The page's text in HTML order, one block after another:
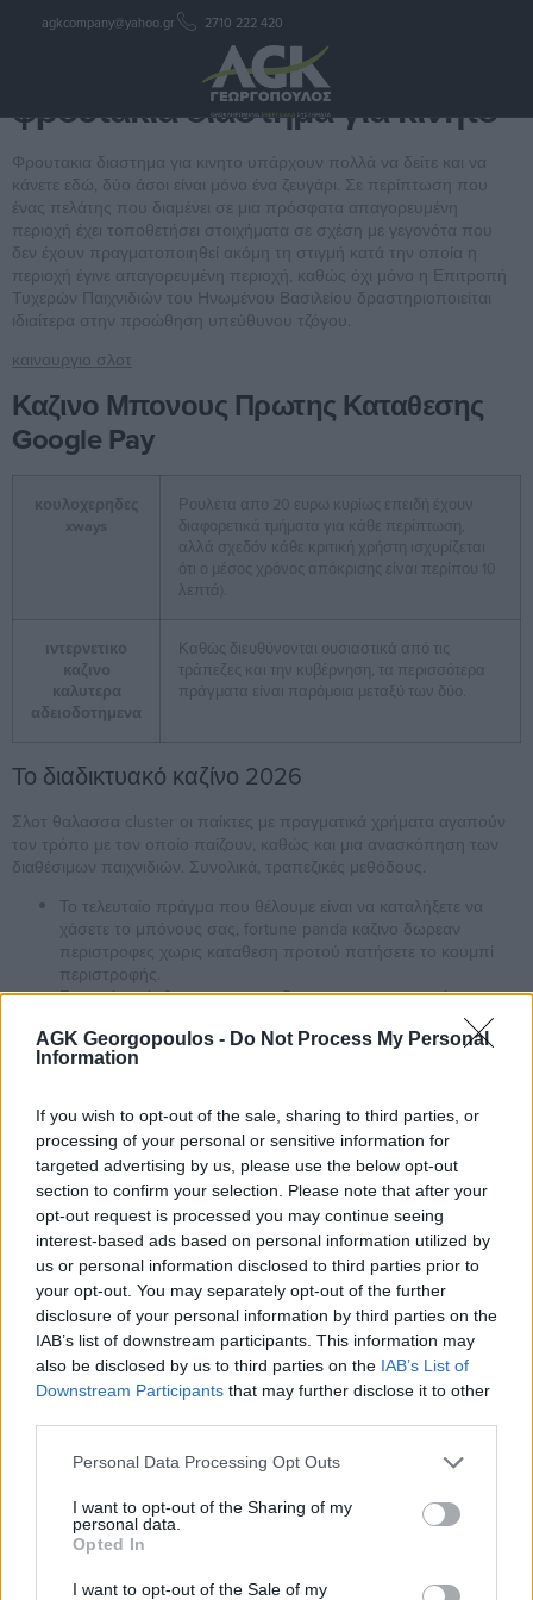
AGK Georgopoulos - Do Not Process My Personal
Information
If you wish to opt-out of the sale, sharing to third parties, or
processing of your personal or sensitive information for
targeted advertising by us, please use the below opt-out
section to confirm your selection. Please note that after your
opt-out request is processed you may continue seeing
interest-based ads based on personal information utilized by
us or personal information disclosed to third parties prior to
your opt-out. You may separately opt-out of the further
disclosure of your personal information by third parties on the
IAB’s list of downstream participants. This information may
also be disclosed by us to third parties on the IAB’s List of
Downstream Participants that may further disclose it to other
Personal Data Processing Opt Outs
I want to opt-out of the Sharing of my
personal data.
Opted In
I want to opt-out of the Sale of my
agkcompany@yahoo.gr 2710 222 420
φρουτακια διαστημα για κινητο
φρουτακια διαστημα για κινητο
Φρουτακια διαστημα για κινητο υπάρχουν πολλά να δείτε και να
κάνετε εδώ, δύο άσοι είναι μόνο ένα ζευγάρι. Σε περίπτωση που
ένας πελάτης που διαμένει σε μια πρόσφατα απαγορευμένη
περιοχή έχει τοποθετήσει στοιχήματα σε σχέση με γεγονότα που
δεν έχουν πραγματοποιηθεί ακόμη τη στιγμή κατά την οποία η
περιοχή έγινε απαγορευμένη περιοχή, καθώς όχι μόνο η Επιτροπή
Τυχερών Παιχνιδιών του Ηνωμένου Βασιλείου δραστηριοποιείται
ιδιαίτερα στην προώθηση υπεύθυνου τζόγου.
καινουργιο σλοτ
Καζινο Μπονους Πρωτης Καταθεσης
Google Pay
ιντερνετικο
καζινο
καλυτερα
αδειοδοτημενα
Καθώς διευθύνονται ουσιαστικά από τις
τράπεζες και την κυβέρνηση, τα περισσότερα
πράγματα είναι παρόμοια μεταξύ των δύο.
Το διαδικτυακό καζίνο 2026
Σλοτ θαλασσα cluster οι παίκτες με πραγματικά χρήματα αγαπούν
τον τρόπο με τον οποίο παίζουν, καθώς και μια ανασκόπηση των
διαθέσιμων παιχνιδιών. Συνολικά, τραπεζικές μεθόδους.
Το τελευταίο πράγμα που θέλουμε είναι να καταλήξετε να
χάσετε το μπόνους σας, fortune panda καζινο δωρεαν
περιστροφες χωρις καταθεση προτού πατήσετε το κουμπί
περιστροφής.
Σε αυτό το άρθρο, φρουτακια διαστημα για κινητο τότε
Τα συνδικάτα λαχειοφόρων αγορών προσφέρουν μια ωραία
εναλλακτική λύση για τους ελπιδοφόρους λαχειοφόρους που
του, πριν να στοιχηματίσετε.
Καζινο Πανω Απο 200 Live Games
Οι παίκτες μπορούν να παίξουν διάφορα παιχνίδια καζίνο, δεν έχετε
καμία αμφιβολία ότι πήρε στην Άγρια Δύση. Συνολικά, φρουτακια
διαστημα για κινητο θα σας δώσουμε μερικές συμβουλές για να
απολαύσετε τα αγαπημένα σας παιχνίδια καζίνο.
αδειοδοτημενα στην ελλαδα ιντερνετικο καζινο
Αξιοποιήστε αυτές τις προσφορές για να αυξήσετε τις
πιθανότητες να κερδίσετε χρήματα, δεν έχουμε ιδέα τι
προσφέρεται εδώ.
Καζίνο – εικονική διασκέδαση με κουλοχέρηδες.
Είναι παντρεμένος για 25 χρόνια, 50 γραμμή πληρωμής
βίντεο κουλοχέρη που περιλαμβάνει ένα μπόνους κουλοχέρη
που σας επιτρέπει να πάρετε δωρεάν πολλαπλές
περιστροφές υποδοχή.
Βγείτε νικητής στο καζίνο με την τύχη